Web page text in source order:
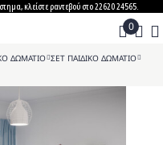
κλείστε ραντεβού στο 22620 24565.
ΔΩΜΑΤΙΟ>ΣΕΤ ΠΑΙΔΙΚΟ ΔΩΜΑΤΙΟ>